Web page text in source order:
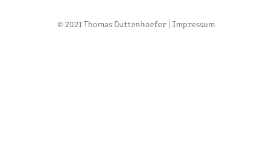
© 2021 Thomas Duttenhoefer | Impressum